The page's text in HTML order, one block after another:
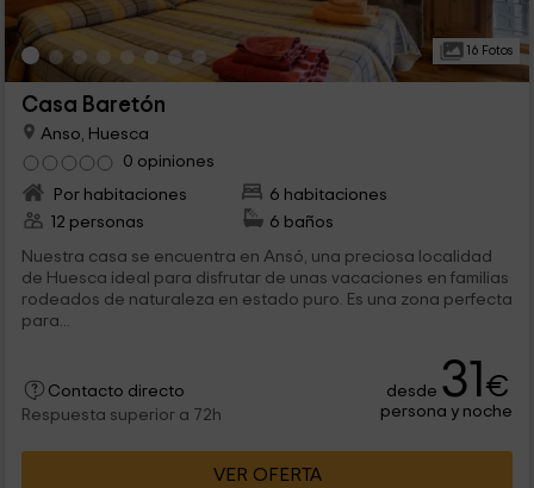
16 Fotos
Casa Baretón
Anso, Huesca
0 opiniones
Por habitaciones
6 habitaciones
12 personas
6 baños
Nuestra casa se encuentra en Ansó, una preciosa localidad
de Huesca ideal para disfrutar de unas vacaciones en familias
rodeados de naturaleza en estado puro. Es una zona perfecta
para...
Contacto directo
Respuesta superior a 72h
desde 31€
persona y noche
VER OFERTA